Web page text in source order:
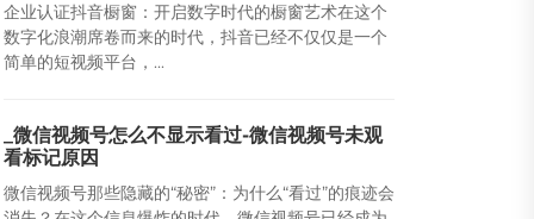
企业认证抖音橱窗：开启数字时代的橱窗艺术在这个
数字化浪潮席卷而来的时代，抖音已经不仅仅是一个
简单的短视频平台，...
_微信视频号怎么不显示看过-微信视频号未观
看标记原因
微信视频号那些隐藏的“秘密”：为什么“看过”的痕迹会